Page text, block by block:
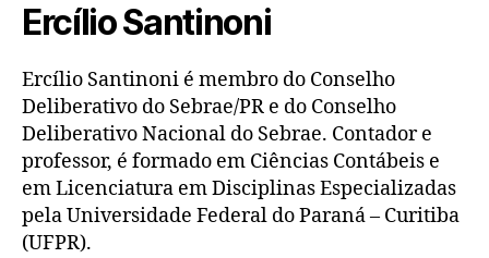
Ercílio Santinoni
Ercílio Santinoni é membro do Conselho
Deliberativo do Sebrae/PR e do Conselho
Deliberativo Nacional do Sebrae. Contador e
professor, é formado em Ciências Contábeis e
em Licenciatura em Disciplinas Especializadas
pela Universidade Federal do Paraná – Curitiba
(UFPR).